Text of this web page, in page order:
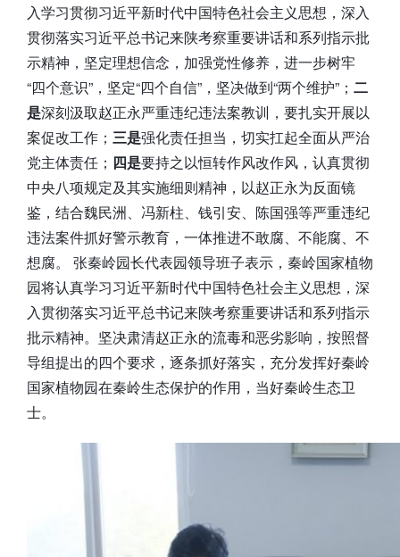
入学习贯彻习近平新时代中国特色社会主义思想，深入
贯彻落实习近平总书记来陕考察重要讲话和系列指示批
示精神，坚定理想信念，加强党性修养，进一步树牢
“四个意识”，坚定“四个自信”，坚决做到“两个维护”； 二
是深刻汲取赵正永严重违纪违法案教训，要扎实开展以
案促改工作； 三是强化责任担当，切实扛起全面从严治
党主体责任； 四是要持之以恒转作风改作风，认真贯彻
中央八项规定及其实施细则精神，以赵正永为反面镜
鉴，结合魏民洲、冯新柱、钱引安、陈国强等严重违纪
违法案件抓好警示教育，一体推进不敢腐、不能腐、不
想腐。 张秦岭园长代表园领导班子表示，秦岭国家植物
园将认真学习习近平新时代中国特色社会主义思想，深
入贯彻落实习近平总书记来陕考察重要讲话和系列指示
批示精神。坚决肃清赵正永的流毒和恶劣影响，按照督
导组提出的四个要求，逐条抓好落实，充分发挥好秦岭
国家植物园在秦岭生态保护的作用，当好秦岭生态卫
士。